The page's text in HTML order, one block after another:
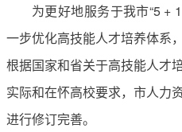
为更好地服务于我市“5 +
一步优化高技能人才培养体系
根据国家和省关于高技能人才
实际和在怀高校要求，市人力
进行修订完善。